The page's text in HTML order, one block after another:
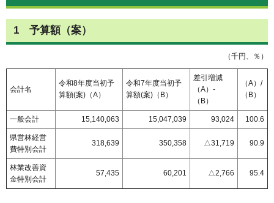
1 予算額（案）
（千円、％）
会計名
令和8年度当初予
算額(案)（A）
令和7年度当初予
算額(案)（B）
差引増減
（A）-
（B）
（A）/
（B）
一般会計 15,140,063 15,047,039 93,024 100.6
県営林経営
費特別会計
318,639 350,358 △31,719 90.9
林業改善資
金特別会計
57,435 60,201 △2,766 95.4